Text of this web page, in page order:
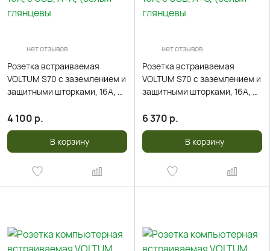
нет отзывов
Розетка встраиваемая
VOLTUM S70 с заземлением и
защитными шторками, 16А, с
4 100 р.
В корзину
нет отзывов
Розетка встраиваемая
VOLTUM S70 с заземлением и
защитными шторками, 16А, с
6 370 р.
В корзину